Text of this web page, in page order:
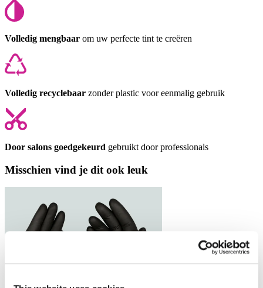
Volledig mengbaar om uw perfecte tint te creëren
Volledig recyclebaar zonder plastic voor eenmalig gebruik
Door salons goedgekeurd gebruikt door professionals
Misschien vind je dit ook leuk